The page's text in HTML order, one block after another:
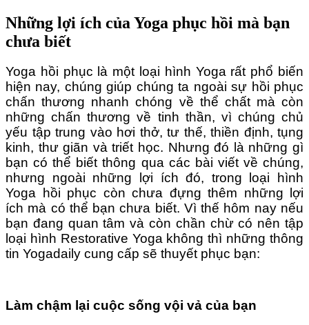
Những lợi ích của Yoga phục hồi mà bạn
chưa biết
Yoga hồi phục là một loại hình Yoga rất phổ biến
hiện nay, chúng giúp chúng ta ngoài sự hồi phục
chấn thương nhanh chóng về thể chất mà còn
những chấn thương về tinh thần, vì chúng chủ
yếu tập trung vào hơi thở, tư thế, thiền định, tụng
kinh, thư giãn và triết học. Nhưng đó là những gì
bạn có thể biết thông qua các bài viết về chúng,
nhưng ngoài những lợi ích đó, trong loại hình
Yoga hồi phục còn chưa đựng thêm những lợi
ích mà có thể bạn chưa biết. Vì thế hôm nay nếu
bạn đang quan tâm và còn chần chừ có nên tập
loại hình Restorative Yoga không thì những thông
tin Yogadaily cung cấp sẽ thuyết phục bạn:
Làm chậm lại cuộc sống vội vả của bạn